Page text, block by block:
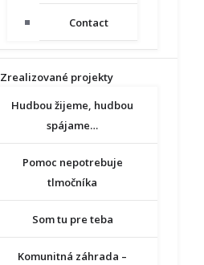
Contact
Zrealizované projekty
Hudbou žijeme, hudbou
spájame…
Pomoc nepotrebuje
tlmočníka
Som tu pre teba
Komunitná záhrada –